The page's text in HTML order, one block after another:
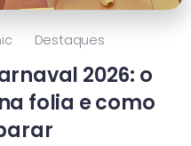
Destaques
2026: o
folia e como